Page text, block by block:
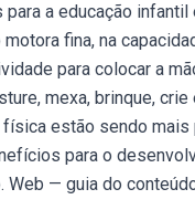
para a educação
motora fina, na
para colocar a
mexa, brinque,
estão sendo mais
para o
Web — guia do